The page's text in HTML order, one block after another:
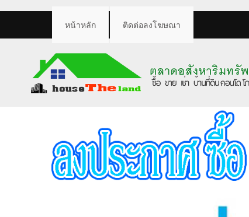
หน้าหลัก ติดต่อลงโฆษณา